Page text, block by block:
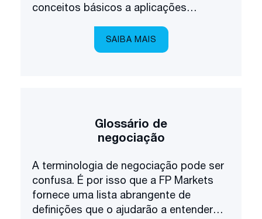
conceitos básicos a aplicações
SAIBA MAIS
Glossário de
negociação
A terminologia de negociação pode ser
confusa. É por isso que a FP Markets
fornece uma lista abrangente de
definições que o ajudarão a entender